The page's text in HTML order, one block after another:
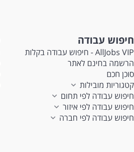
חיפוש עבודה
AllJobs VIP - חיפוש עבודה בקלות
הרשמה בחינם לאתר
סוכן חכם
קטגוריות מובילות
חיפוש עבודה לפי תחום
חיפוש עבודה לפי איזור
חיפוש עבודה לפי חברה